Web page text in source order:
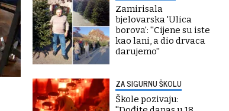
Zamirisala
bjelovarska 'Ulica
borova': ''Cijene su iste
kao lani, a dio drvaca
darujemo''
ZA SIGURNU ŠKOLU
Škole pozivaju: